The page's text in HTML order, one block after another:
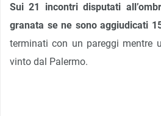
Sui 21 incontri disputati
granata se ne sono aggiudicati
terminati con un pareggi mentre
vinto dal Palermo.